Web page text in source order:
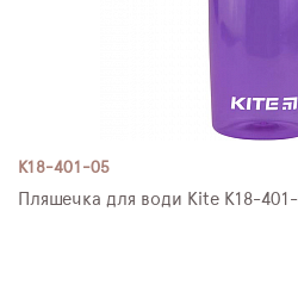
K18-401-05
Пляшечка для води Kite K18-